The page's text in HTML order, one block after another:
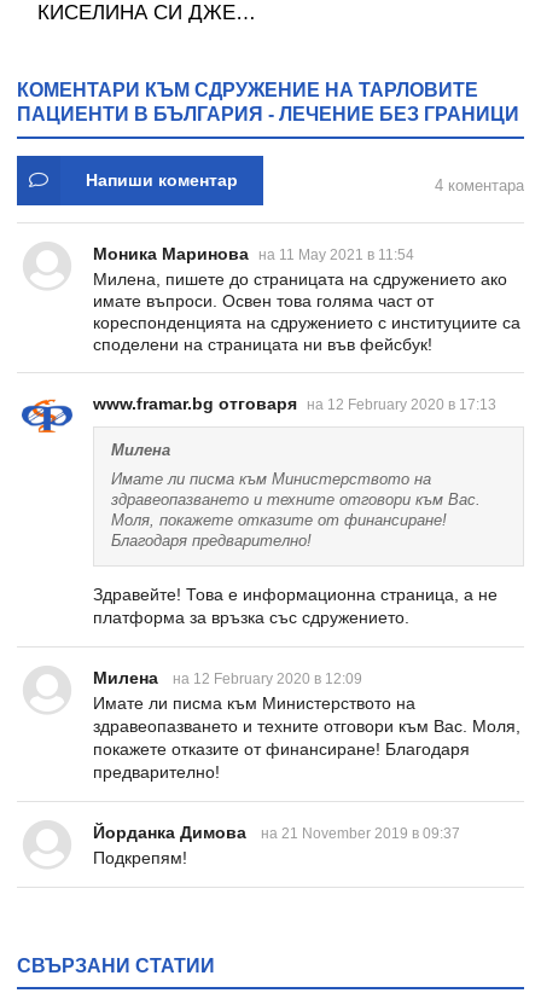
КИСЕЛИНА СИ ДЖЕЛИ
КОМЕНТАРИ КЪМ СДРУЖЕНИЕ НА ТАРЛОВИТЕ
ПАЦИЕНТИ В БЪЛГАРИЯ - ЛЕЧЕНИЕ БЕЗ ГРАНИЦИ
Напиши коментар 4 коментара
Моника Маринова на 11 May 2021 в 11:54
Милена, пишете до страницата на сдружението ако
имате въпроси. Освен това голяма част от
кореспонденцията на сдружението с институциите са
споделени на страницата ни във фейсбук!
www.framar.bg отговаря на 12 February 2020 в 17:13
Милена
Имате ли писма към Министерството на
здравеопазването и техните отговори към Вас.
Моля, покажете отказите от финансиране!
Благодаря предварително!
Здравейте! Това е информационна страница, а не
платформа за връзка със сдружението.
Милена на 12 February 2020 в 12:09
Имате ли писма към Министерството на
здравеопазването и техните отговори към Вас. Моля,
покажете отказите от финансиране! Благодаря
предварително!
Йорданка Димова на 21 November 2019 в 09:37
Подкрепям!
СВЪРЗАНИ СТАТИИ